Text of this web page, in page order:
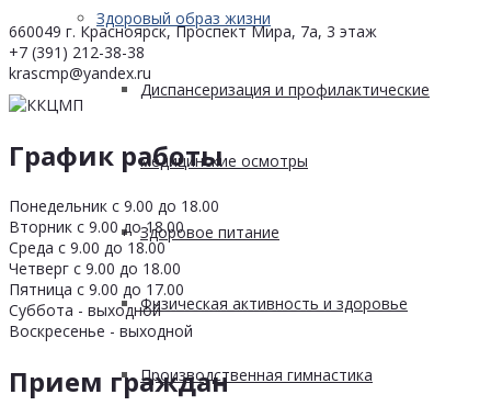
Здоровый образ жизни
Диспансеризация и профилактические
медицинские осмотры
Здоровое питание
Физическая активность и здоровье
Производственная гимнастика
660049 г. Красноярск, Проспект Мира, 7а, 3 этаж
+7 (391) 212-38-38
krascmp@yandex.ru
График работы
Понедельник с 9.00 до 18.00
Вторник с 9.00 до 18.00
Среда с 9.00 до 18.00
Четверг с 9.00 до 18.00
Пятница с 9.00 до 17.00
Суббота - выходной
Воскресенье - выходной
Прием граждан